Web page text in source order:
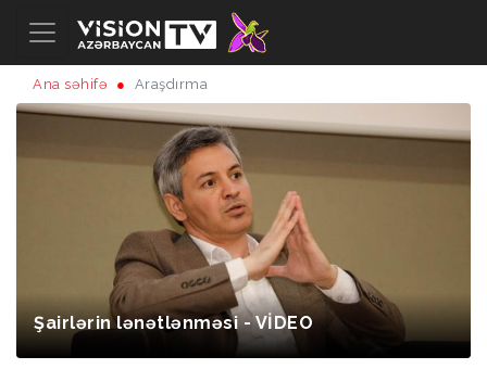
Ana səhifə Araşdırma
Şairlərin lənətlənməsi - VİDEO